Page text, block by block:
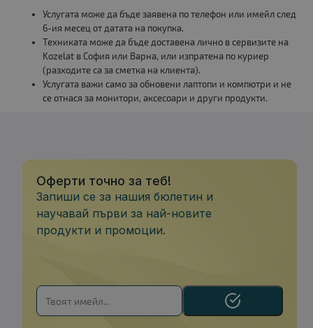
Услугата може да бъде заявена по телефон или имейл след
6-ия месец от датата на покупка.
Техниката може да бъде доставена лично в сервизите на
Kozelat в София или Варна, или изпратена по куриер
(разходите са за сметка на клиента).
Услугата важи само за обновени лаптопи и компютри и не
се отнася за монитори, аксесоари и други продукти.
Оферти точно за теб!
Запиши се за нашия бюлетин и
научавай първи за най-новите
продукти и промоции.